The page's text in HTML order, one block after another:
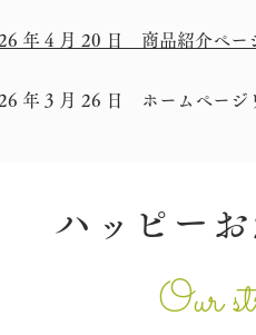
年 4 月 20 日 商品紹介ペー
年 3 月 26 日 ホームページ
ハッピー
Our